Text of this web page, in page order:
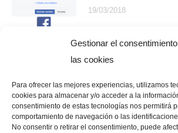
Gestionar el
las cookies
Para ofrecer las mejores experiencias, utilizamos
cookies para almacenar y/o acceder a la
consentimiento de estas tecnologías nos permitirá
comportamiento de navegación o las
No consentir o retirar el consentimiento, puede
19/03/2018
Cambiar el idioma de